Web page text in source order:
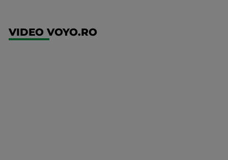
VIDEO VOYO.RO